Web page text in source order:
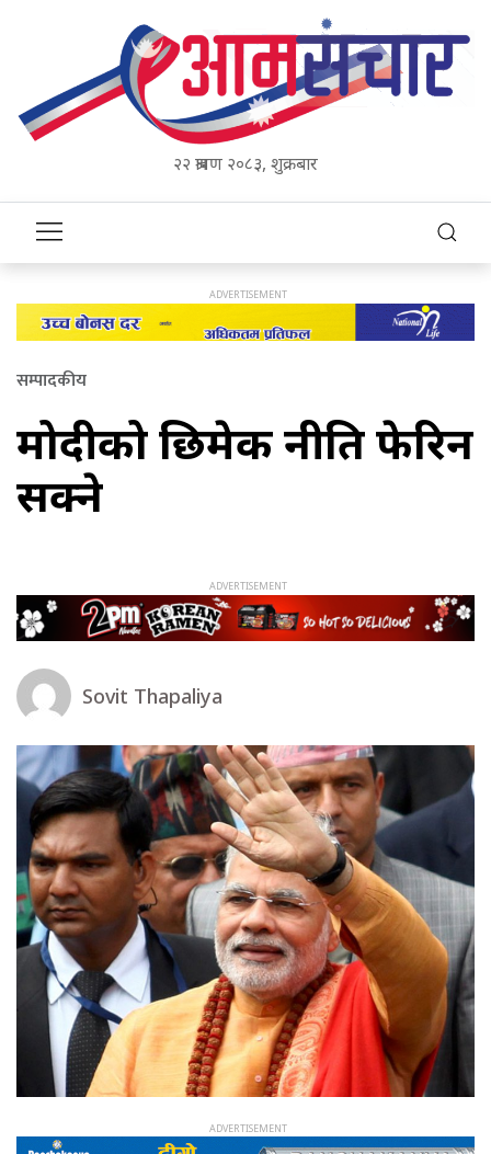
२२ श्रावण २०८३, शुक्रबार
सम्पादकीय
मोदीको छिमेक नीति फेरिन
सक्ने
Sovit Thapaliya